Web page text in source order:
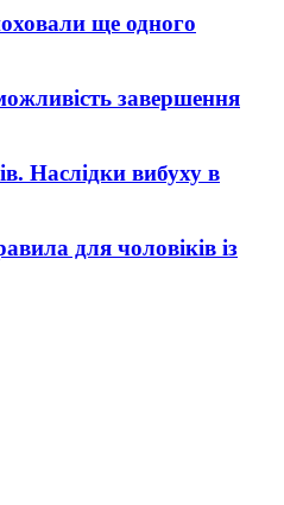
ще одного
завершення
Наслідки вибуху в
для чоловіків із